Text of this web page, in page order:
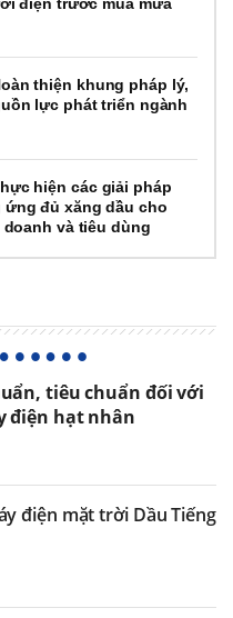
thiện khung pháp lý,
lực phát triển ngành
hiện các giải pháp
ứng đủ xăng dầu cho
và tiêu dùng
tiêu chuẩn đối với
điện hạt nhân
điện mặt trời Dầu Tiếng